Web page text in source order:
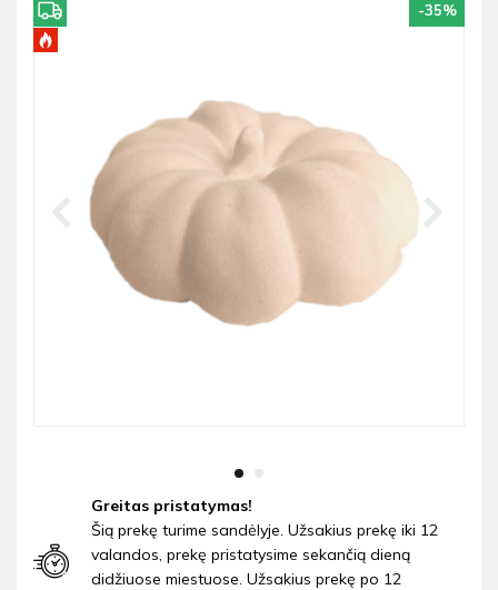
-35%
Greitas pristatymas!
Šią prekę turime sandėlyje. Užsakius prekę iki 12
valandos, prekę pristatysime sekančią dieną
didžiuose miestuose. Užsakius prekę po 12